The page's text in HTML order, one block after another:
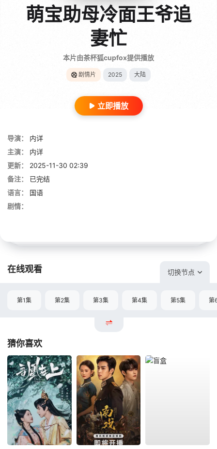
萌宝助母冷面王爷追
妻忙
本片由茶杯狐cupfox提供播放
剧情片 2025 大陆
立即播放
导演：
内详
主演：
内详
更新：
2025-11-30 02:39
备注：
已完结
语言：
国语
剧情：
在线观看 切换节点
第1集 第2集 第3集 第4集 第5集 第
猜你喜欢